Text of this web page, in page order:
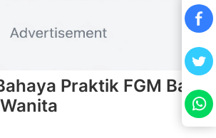
Praktik FGM Bagi